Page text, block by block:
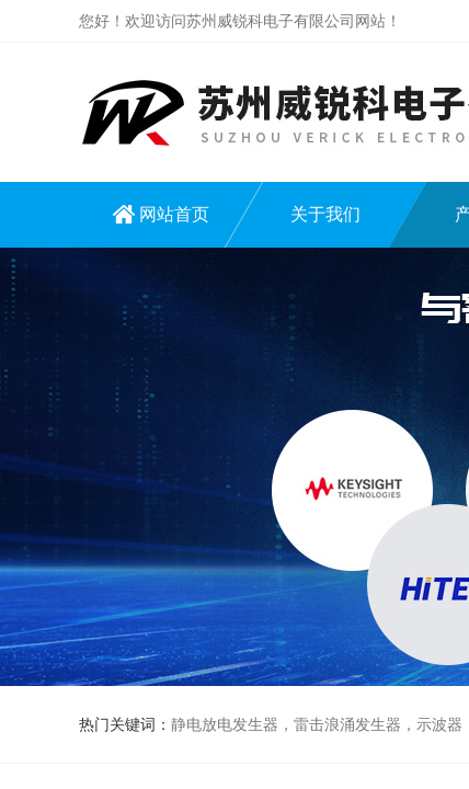
您好！欢迎访问苏州威锐科电子有限公司网站！
网站首页 关于我们
热门关键词： 静电放电发生器，雷击浪涌发生器，示波器，交